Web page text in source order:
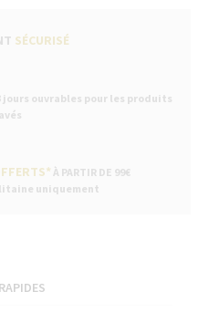
SÉCURISÉ
jours ouvrables pour les produits
À PARTIR DE 99€
uniquement